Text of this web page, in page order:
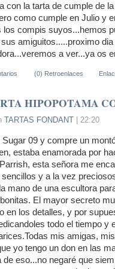
con la tarta de cumple de
como cumple en Julio y
los compis suyos...hemos
amiguitos.....proximo
a ver...ya os
(0) Retroenlaces
HIPOPOTAMA
TARTAS FONDANT| 22:20
Sugar 09 y compre un
estaba enamorada por
esta señora me
y a la vez
mano de una escultora
El mayor secreto
en los detalles, y por
todo el tiempo y
mis amigas,
yo tengo un don en las
de eso...no negaré que